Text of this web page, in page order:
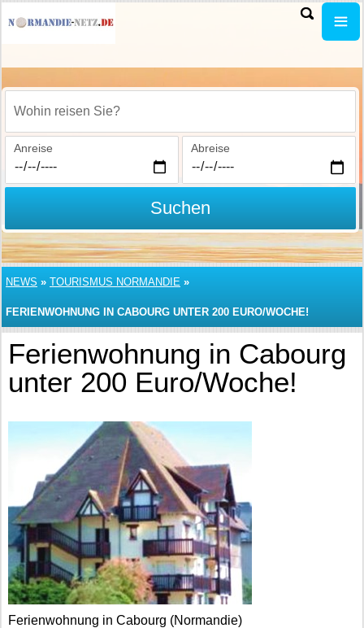
Wohin reisen Sie?
Anreise Abreise
Suchen
NEWS » TOURISMUS NORMANDIE »
FERIENWOHNUNG IN CABOURG UNTER 200 EURO/WOCHE!
Ferienwohnung in Cabourg
unter 200 Euro/Woche!
Ferienwohnung in Cabourg (Normandie)